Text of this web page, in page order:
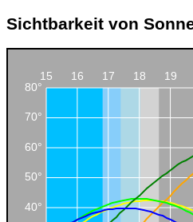
Sichtbarkeit von
40°
50°
60°
70°
80°
15
16 17 18 19